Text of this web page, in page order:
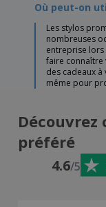
Où peut-on
Les stylos
nombreuses
entreprise lors
faire
des cadeaux
même pour
Découvrez
préféré
4.6/5